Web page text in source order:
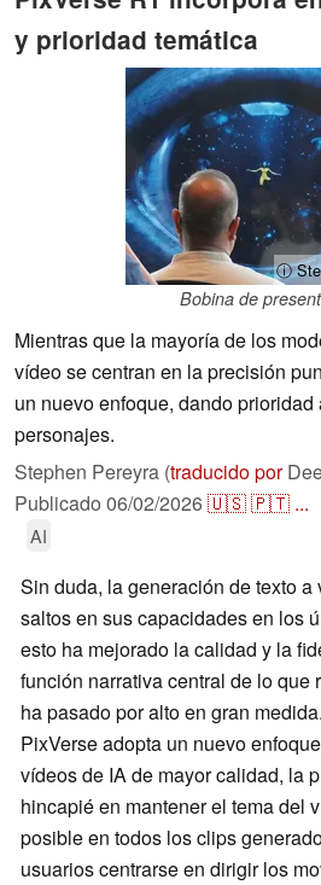
y prioridad temática
ⓘ
Bobina de
Mientras que la mayoría de los
vídeo se centran en la precisión
un nuevo enfoque, dando
personajes.
Stephen Pereyra (traducido por
Publicado 06/02/2026🇺🇸🇵🇹 ...
AI
Sin duda, la generación de texto
saltos en sus capacidades en los
esto ha mejorado la calidad y la
función narrativa central de lo que
ha pasado por alto en gran
PixVerse adopta un nuevo
vídeos de IA de mayor calidad, la
hincapié en mantener el tema del
posible en todos los clips
usuarios centrarse en dirigir los